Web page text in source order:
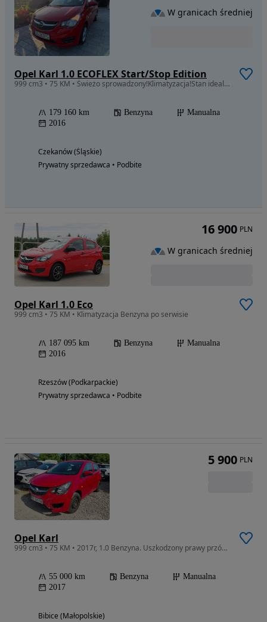
Opel Karl 1.0 ECOFLEX Start/Stop Edition
999 cm3 • 75 KM • Świeżo sprowadzony!Klimatyzacja!Stan idealny!
179 160 km Benzyna
Manualna
2016
Czekanów (Śląskie)
Prywatny sprzedawca • Podbite
W granicach średniej
Opel Karl 1.0 Eco
999 cm3 • 75 KM • Klimatyzacja Benzyna po serwisie
187 095 km Benzyna
Manualna
2016
Rzeszów (Podkarpackie)
Prywatny sprzedawca • Podbite
16 900 PLN
W granicach średniej
Opel Karl
999 cm3 • 75 KM • 2017r, 1.0 Benzyna. Uszkodzony prawy przód. Poobijany.
55 000 km Benzyna
Manualna
2017
Bibice (Małopolskie)
5 900 PLN